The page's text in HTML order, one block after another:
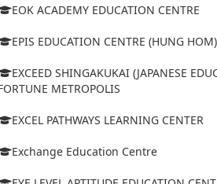
EOK ACADEMY EDUCATION CENTRE
EPIS EDUCATION CENTRE (HUNG HOM)
EXCEED SHINGAKUKAI (JAPANESE
METROPOLIS
EXCEL PATHWAYS LEARNING CENTER
Exchange Education Centre